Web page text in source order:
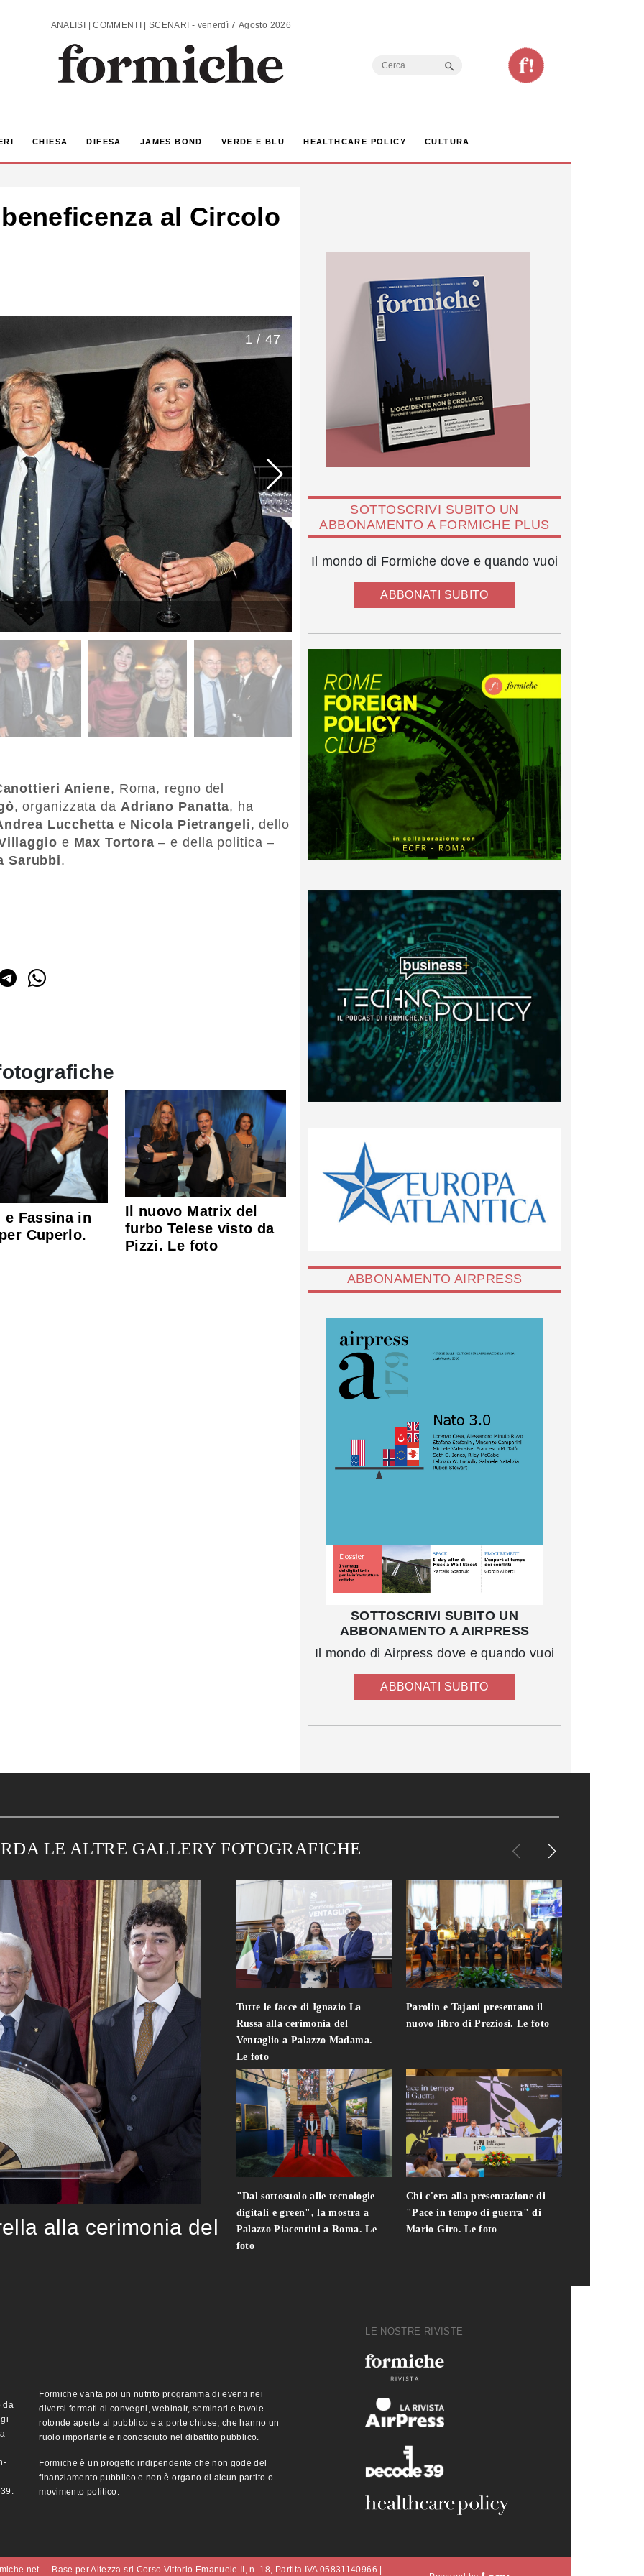
ANALISI | COMMENTI | SCENARI - venerdì 7 Agosto 2026
Search
CHIESA DIFESA JAMES BOND VERDE E BLU HEALTHCARE POLICY CULTURA
al Circolo
1 / 47
Aniene, Roma, regno del
, organizzata da Adriano Panatta, ha
Lucchetta e Nicola Pietrangeli, dello
e Max Tortora – e della politica –
Sarubbi.
e Fassina in
Cuperlo.
Il nuovo Matrix del
furbo Telese visto da
Pizzi. Le foto
SOTTOSCRIVI SUBITO UN
ABBONAMENTO A FORMICHE PLUS
Il mondo di Formiche dove e quando vuoi
ABBONATI SUBITO
ABBONAMENTO AIRPRESS
SOTTOSCRIVI SUBITO UN
ABBONAMENTO A AIRPRESS
Il mondo di Airpress dove e quando vuoi
ABBONATI SUBITO
LE ALTRE GALLERY FOTOGRAFICHE
alla cerimonia del
Tutte le facce di Ignazio La
Russa alla cerimonia del
Ventaglio a Palazzo Madama.
Le foto
"Dal sottosuolo alle tecnologie
digitali e green", la mostra a
Palazzo Piacentini a Roma. Le
foto
Parolin e Tajani presentano il
nuovo libro di Preziosi. Le foto
Chi c'era alla presentazione di
"Pace in tempo di guerra" di
Mario Giro. Le foto
da
Formiche vanta poi un nutrito programma di eventi nei
diversi formati di convegni, webinair, seminari e tavole
rotonde aperte al pubblico e a porte chiuse, che hanno un
ruolo importante e riconosciuto nel dibattito pubblico.
Formiche è un progetto indipendente che non gode del
finanziamento pubblico e non è organo di alcun partito o
movimento politico.
LE NOSTRE RIVISTE
– Base per Altezza srl Corso Vittorio Emanuele II, n. 18, Partita IVA 05831140966 |